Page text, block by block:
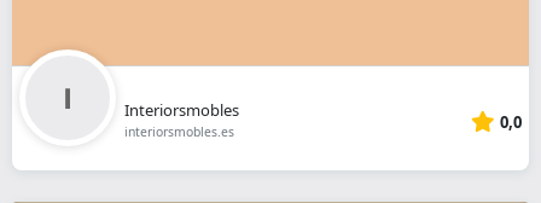
Interiorsmobles
interiorsmobles.es 0,0